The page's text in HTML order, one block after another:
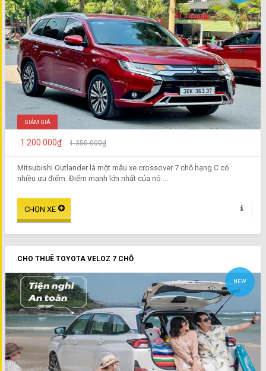
GIẢM GIÁ
1.200.000₫ 1.350.000₫
Mitsubishi Outlander là một mẫu xe crossover 7 chỗ hạng C có
nhiều ưu điểm. Điểm mạnh lớn nhất của nó ...
CHO THUÊ TOYOTA VELOZ 7 CHỖ
NEW